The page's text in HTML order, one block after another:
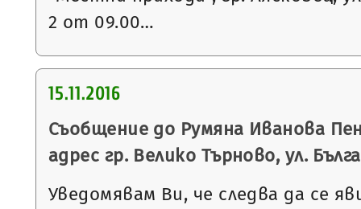
2 от 09.00…
15.11.2016
Съобщение до Румяна Иванова
адрес гр. Велико Търново, ул.
Уведомявам Ви, че следва да се